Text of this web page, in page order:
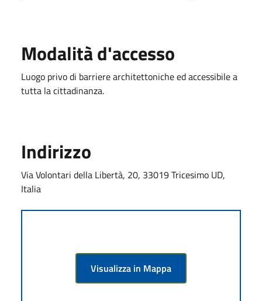
Modalità d'accesso
Luogo privo di barriere architettoniche ed accessibile a
tutta la cittadinanza.
Indirizzo
Via Volontari della Libertà, 20, 33019 Tricesimo UD,
Italia
Visualizza in Mappa